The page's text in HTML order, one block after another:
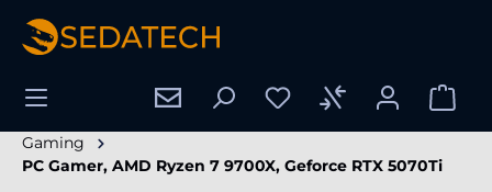
principal
Gaming
PC Gamer, AMD Ryzen 7 9700X, Geforce RTX 5070Ti